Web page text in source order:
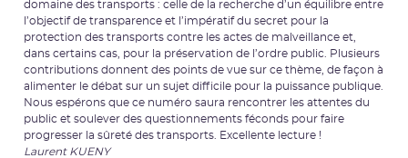
domaine des transports : celle de la recherche d’un équilibre entre
l’objectif de transparence et l’impératif du secret pour la
protection des transports contre les actes de malveillance et,
dans certains cas, pour la préservation de l’ordre public. Plusieurs
contributions donnent des points de vue sur ce thème, de façon à
alimenter le débat sur un sujet difficile pour la puissance publique.
Nous espérons que ce numéro saura rencontrer les attentes du
public et soulever des questionnements féconds pour faire
progresser la sûreté des transports. Excellente lecture !
Laurent KUENY